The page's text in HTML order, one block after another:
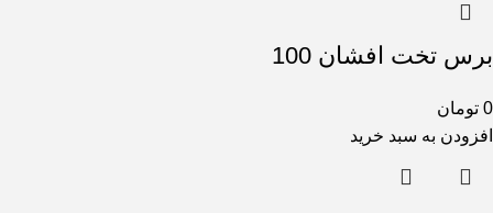
برس تخت افشان 100
0 تومان
افزودن به سبد خرید